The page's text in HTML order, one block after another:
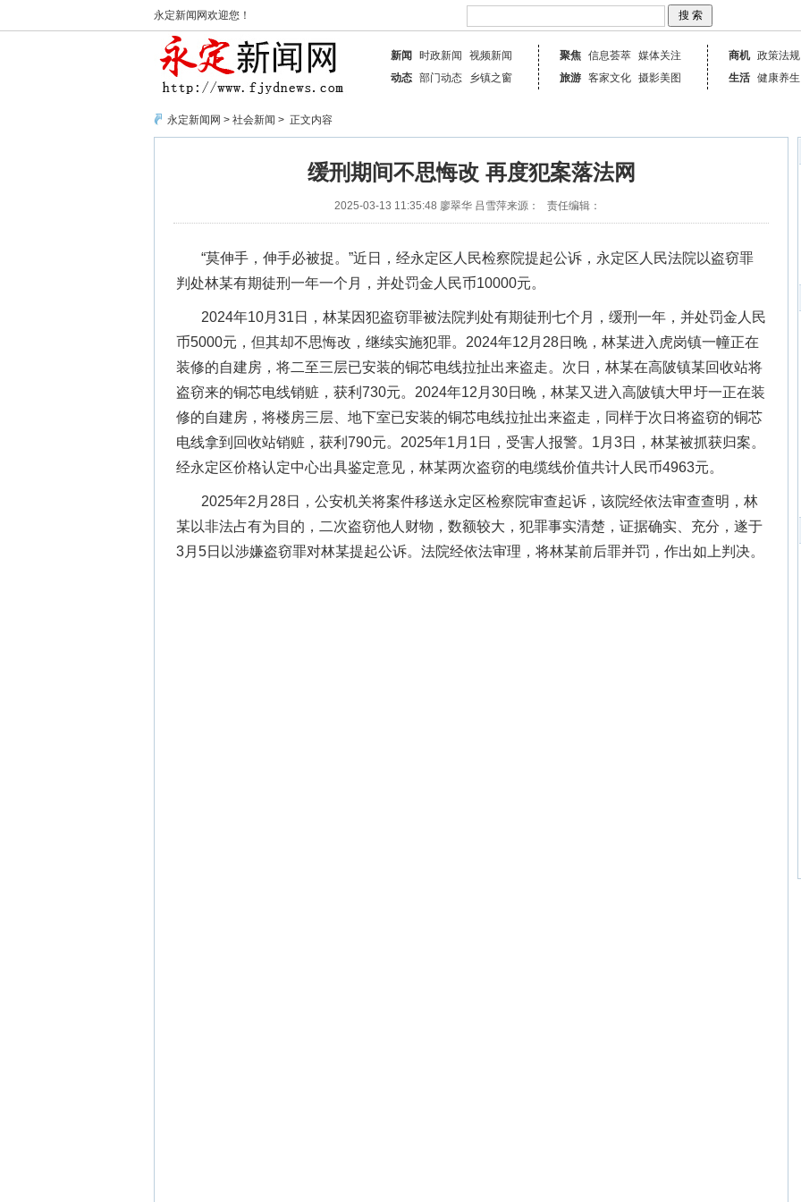
永定新闻网欢迎您！
新闻 时政新闻
视频新闻
动态 部门动态 乡镇之窗
聚焦 信息荟萃 媒体关注
旅游 客家文化 摄影美图
商机 政策法规
生活 健康养生
永定新闻网 > 社会新闻 > 正文内容
缓刑期间不思悔改 再度犯案落法网
2025-03-13 11:35:48 廖翠华 吕雪萍来源： 责任编辑：
“莫伸手，伸手必被捉。”近日，经永定区人民检察院提起公诉，永定区人民法院以盗窃罪
判处林某有期徒刑一年一个月，并处罚金人民币10000元。
2024年10月31日，林某因犯盗窃罪被法院判处有期徒刑七个月，缓刑一年，并处罚金人民
币5000元，但其却不思悔改，继续实施犯罪。2024年12月28日晚，林某进入虎岗镇一幢正在
装修的自建房，将二至三层已安装的铜芯电线拉扯出来盗走。次日，林某在高陂镇某回收站将
盗窃来的铜芯电线销赃，获利730元。2024年12月30日晚，林某又进入高陂镇大甲圩一正在装
修的自建房，将楼房三层、地下室已安装的铜芯电线拉扯出来盗走，同样于次日将盗窃的铜芯
电线拿到回收站销赃，获利790元。2025年1月1日，受害人报警。1月3日，林某被抓获归案。
经永定区价格认定中心出具鉴定意见，林某两次盗窃的电缆线价值共计人民币4963元。
2025年2月28日，公安机关将案件移送永定区检察院审查起诉，该院经依法审查查明，林
某以非法占有为目的，二次盗窃他人财物，数额较大，犯罪事实清楚，证据确实、充分，遂于
3月5日以涉嫌盗窃罪对林某提起公诉。法院经依法审理，将林某前后罪并罚，作出如上判决。